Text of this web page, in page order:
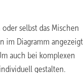
selbst das Mischen
im Diagramm angezeigt
auch bei komplexen
gestalten.